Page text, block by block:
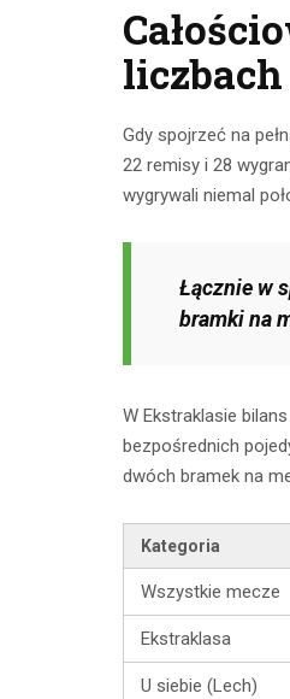
liczbach
Gdy spojrzeć na
22 remisy i 28
wygrywali niemal
Łącznie w
bramki na
W Ekstraklasie
bezpośrednich
dwóch bramek na
Kategoria
Wszystkie mecze
Ekstraklasa
U siebie (Lech)